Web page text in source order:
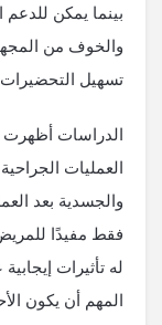
بينما يمكن
والخوف من
تسهيل
الدراسات أظهرت
العمليات
والجسدية بعد
فقط مفيدًا
له تأثيرات
المهم أن يكون